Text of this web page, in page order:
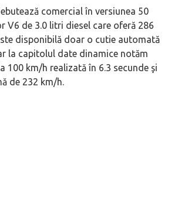
comercial în versiunea 50
V6 de 3.0 litri diesel care oferă 286
disponibilă doar o cutie automată
la capitolul date dinamice notăm
100 km/h realizată în 6.3 secunde şi
de 232 km/h.